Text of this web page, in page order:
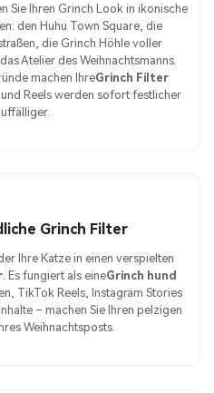
Sie Ihren Grinch Look in ikonische
den Huhu Town Square, die
die Grinch Höhle voller
Atelier des Weihnachtsmanns.
machen IhreGrinch Filter
Reels werden sofort festlicher
Grinch Filter
Ihre Katze in einen verspielten
. Es fungiert als eineGrinch hund
TikTok Reels, Instagram Stories
– machen Sie Ihren pelzigen
Weihnachtsposts.